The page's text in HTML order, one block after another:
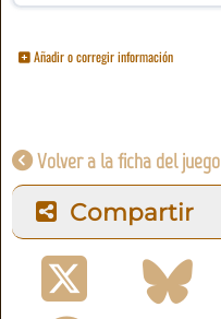
Añadir o corregir información
Volver a la ficha del juego
Compartir